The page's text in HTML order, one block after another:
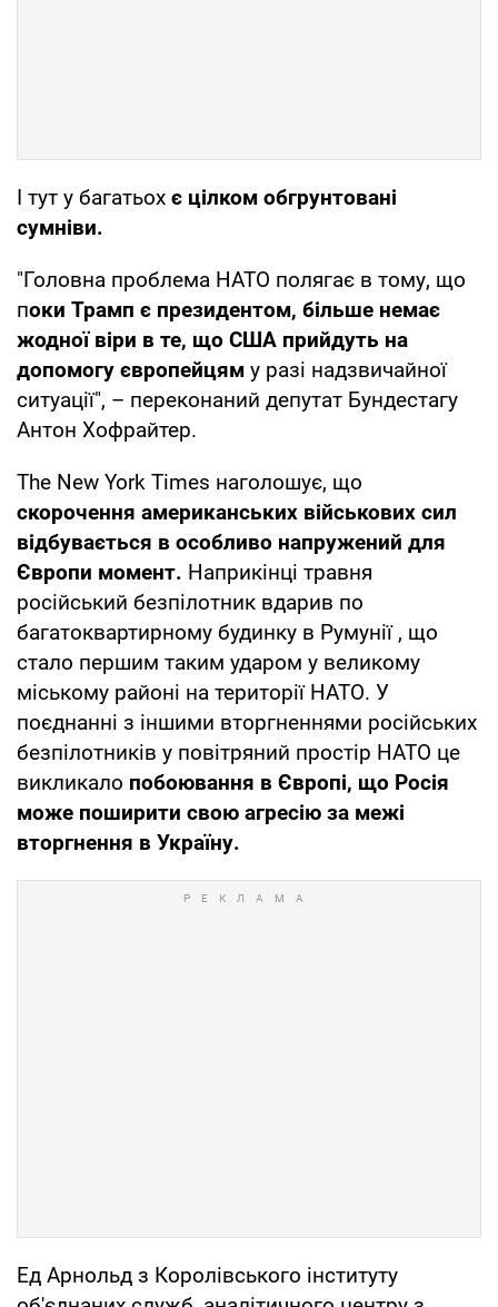
І тут у багатьох є цілком обгрунтовані
сумніви.
"Головна проблема НАТО полягає в тому, що
поки Трамп є президентом, більше немає
жодної віри в те, що США прийдуть на
допомогу європейцям у разі надзвичайної
ситуації", – переконаний депутат Бундестагу
Антон Хофрайтер.
The New York Times наголошує, що
скорочення американських військових сил
відбувається в особливо напружений для
Європи момент. Наприкінці травня
російський безпілотник вдарив по
багатоквартирному будинку в Румунії , що
стало першим таким ударом у великому
міському районі на території НАТО. У
поєднанні з іншими вторгненнями російських
безпілотників у повітряний простір НАТО це
викликало побоювання в Європі, що Росія
може поширити свою агресію за межі
вторгнення в Україну.
Ед Арнольд з Королівського інституту